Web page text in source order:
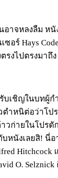
าจหลงลืม หนั
ซอร์ Hays
ตรงไปตรงมาถึ
รับเชิญในบทผู้
ำหนิต่อว่าโปร
าวก่ายในโปร
บหนังเลยสิ! นี่
Hitchcock
O.